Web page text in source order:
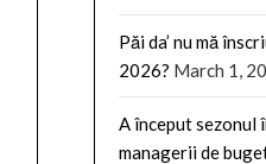
Păi da’ nu mă
2026? March 1,
A început sezonul
managerii de